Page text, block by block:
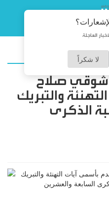
العاجلة
لا شكراً
شوقي صلاح
والتبريك
الذكرى